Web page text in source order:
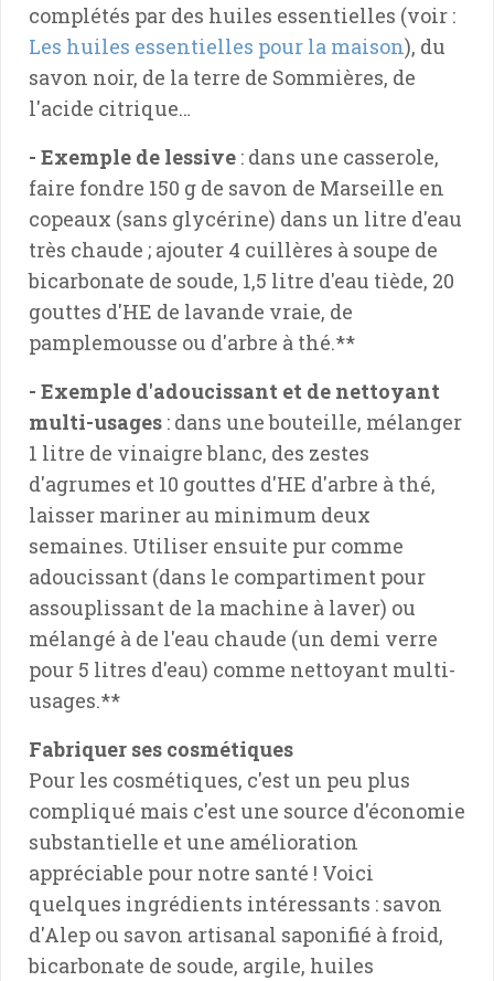
complétés par des huiles essentielles (voir :
Les huiles essentielles pour la maison), du
savon noir, de la terre de Sommières, de
l'acide citrique…
- Exemple de lessive : dans une casserole,
faire fondre 150 g de savon de Marseille en
copeaux (sans glycérine) dans un litre d'eau
très chaude ; ajouter 4 cuillères à soupe de
bicarbonate de soude, 1,5 litre d'eau tiède, 20
gouttes d'HE de lavande vraie, de
pamplemousse ou d'arbre à thé.**
- Exemple d'adoucissant et de nettoyant
multi-usages : dans une bouteille, mélanger
1 litre de vinaigre blanc, des zestes
d'agrumes et 10 gouttes d'HE d'arbre à thé,
laisser mariner au minimum deux
semaines. Utiliser ensuite pur comme
adoucissant (dans le compartiment pour
assouplissant de la machine à laver) ou
mélangé à de l'eau chaude (un demi verre
pour 5 litres d'eau) comme nettoyant multi-
usages.**
Fabriquer ses cosmétiques
Pour les cosmétiques, c'est un peu plus
compliqué mais c'est une source d'économie
substantielle et une amélioration
appréciable pour notre santé ! Voici
quelques ingrédients intéressants : savon
d'Alep ou savon artisanal saponifié à froid,
bicarbonate de soude, argile, huiles